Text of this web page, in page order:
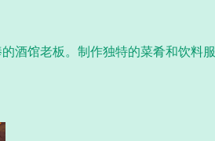
酒馆老板。制作独特的菜肴和饮料服